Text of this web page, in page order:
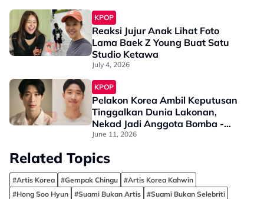
KPOP
Reaksi Jujur Anak Lihat Foto
Lama Baek Z Young Buat Satu
Studio Ketawa
July 4, 2026
KPOP
Pelakon Korea Ambil Keputusan
Tinggalkan Dunia Lakonan,
Nekad Jadi Anggota Bomba -
“Sebabnya Mudah, Saya Mahu…”
June 11, 2026
Related Topics
#Artis Korea #Gempak Chingu
#Artis Korea Kahwin
#Hong Soo Hyun
#Suami Bukan Artis #Suami Bukan Selebriti